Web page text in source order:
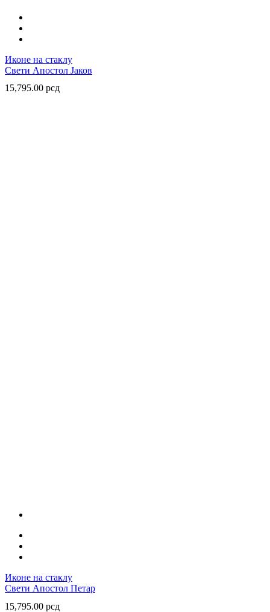
Иконе на стаклу
Свети Апостол Јаков
15,795.00 рсд
Иконе на стаклу
Свети Апостол Петар
15,795.00 рсд